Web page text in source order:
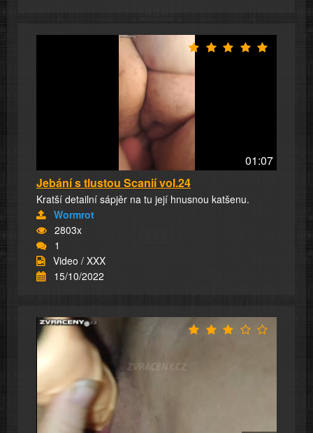
01:07
Jebání s tlustou Scanií vol.24
Kratší detailní sápjěr na tu její hnusnou katšenu.
Wormrot
2803x
1
Video / XXX
15/10/2022